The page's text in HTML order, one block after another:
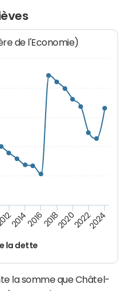
de l'Economie)
la dette
201420162018202020222024
la somme que Châtel-